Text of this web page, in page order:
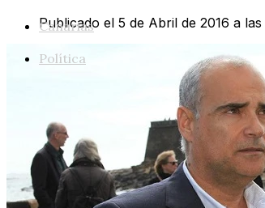
Canarias
Política
Publicado el 5 de Abril de 2016 a las